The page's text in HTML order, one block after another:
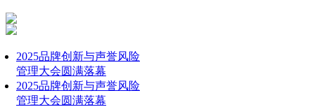
2025品牌创新与声誉风险
管理大会圆满落幕
2025品牌创新与声誉风险
管理大会圆满落幕